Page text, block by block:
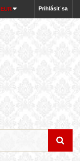
Prihlásiť sa
EUR